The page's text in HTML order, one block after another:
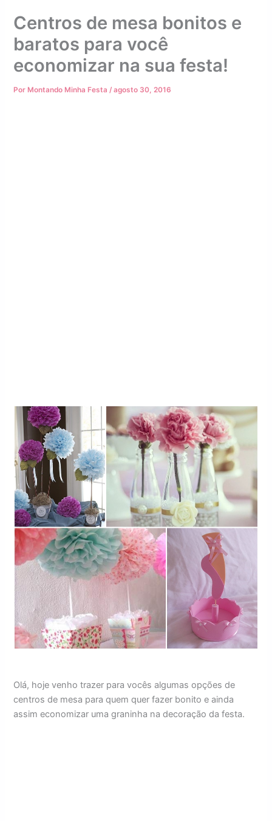
Centros de mesa bonitos e
baratos para você
economizar na sua festa!
Por Montando Minha Festa/agosto 30, 2016
Olá, hoje venho trazer para vocês algumas opções de
centros de mesa para quem quer fazer bonito e ainda
assim economizar uma graninha na decoração da festa.